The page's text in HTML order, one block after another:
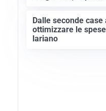
Dalle seconde
ottimizzare le
lariano